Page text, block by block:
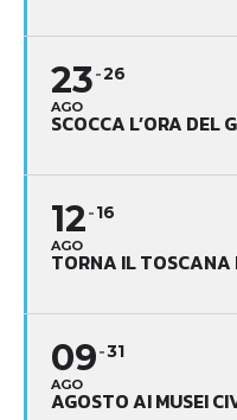
23
AGO
26
SCOCCA L’ORA DEL
12
AGO
16
TORNA IL
09
AGO
31
AGOSTO AI MUSEI